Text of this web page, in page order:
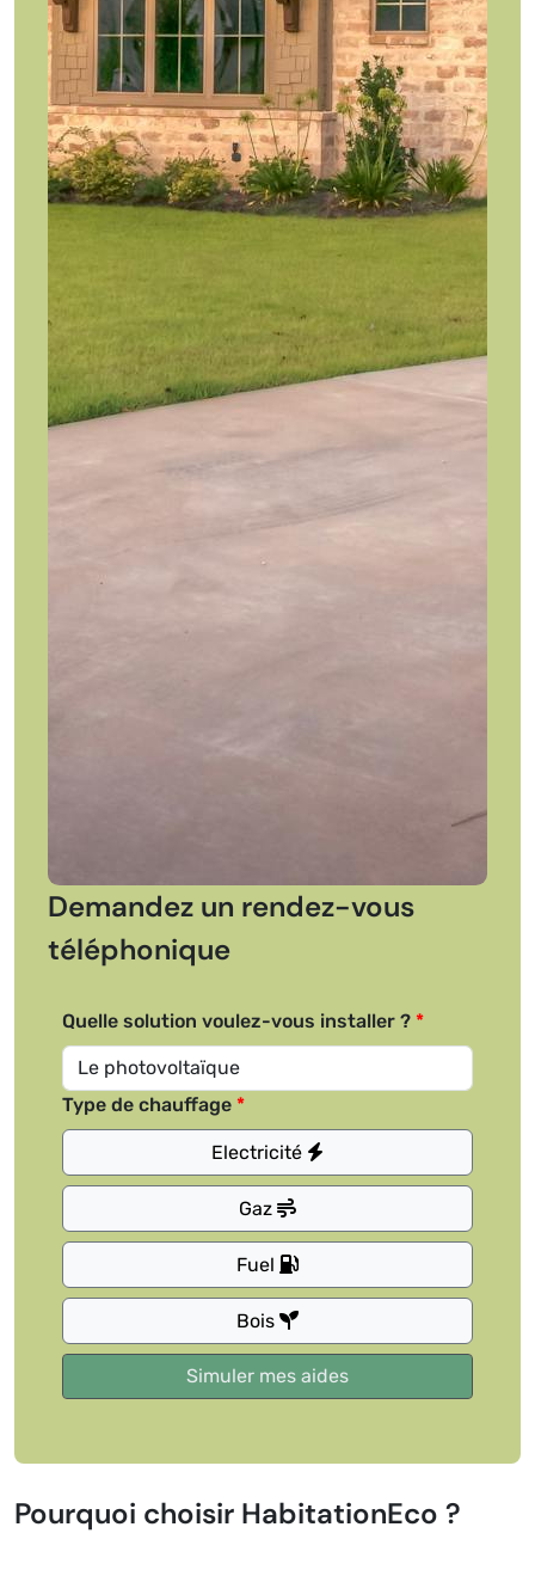
Demandez un rendez-vous
téléphonique
Quelle solution voulez-vous installer ?
Type de chauffage
Electricité
Gaz
Fuel
Bois
Pourquoi choisir HabitationEco ?